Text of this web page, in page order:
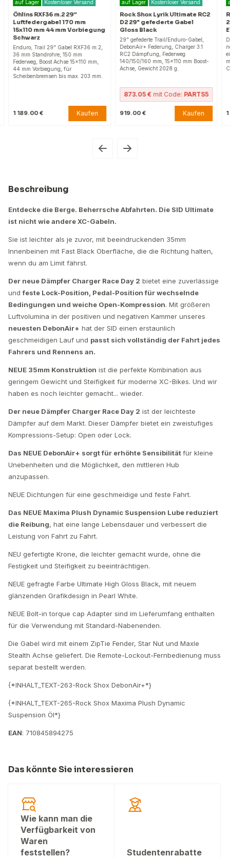
auf Lager Kostenloser Versand
Öhlins RXF36 m.2 29”
Luftfedergabel 170 mm
15x110 mm 44 mm Vorbiegung
Schwarz
Enduro, Trail 29" Gabel RXF36 m.2,
36 mm Standrohre, 150 mm
Federweg, Boost Achse 15x110 mm,
44 mm Vorbiegung, für
Scheibenbremsen bis max. 203 mm.
1 189.00 € Kaufen
auf Lager Kostenloser Versand
Rock Shox Lyrik Ultimate RC2
D2 29" gefederte Gabel
Gloss Black
29" gefederte Trail/Enduro-Gabel,
DebonAir+ Federung, Charger 3.1
RC2 Dämpfung, Federweg
140/150/160 mm, 15x110 mm Boost-
Achse, Gewicht 2028 g.
873.05 € mit Code: PARTS5
919.00 € Kaufen
Beschreibung
Entdecke die Berge. Beherrsche Abfahrten. Die SID Ultimate
ist nicht wie andere XC-Gabeln.
Sie ist leichter als je zuvor, mit beeindruckenden 35mm
Innenbeinen mit Fast Black Oberfläche, die die Richtung halten,
wenn du am Limit fährst.
Der neue Dämpfer Charger Race Day 2 bietet eine zuverlässige
undfeste Lock-Position, Pedal-Position für wechselnde
Bedingungen und weiche Open-Kompression. Mit größeren
Luftvolumina in der positiven und negativen Kammer unseres
neuesten DebonAir+ hat der SID einen erstaunlich
geschmeidigen Lauf und passt sich vollständig der Fahrt jedes
Fahrers und Rennens an.
NEUE 35mm Konstruktion ist die perfekte Kombination aus
geringem Gewicht und Steifigkeit für moderne XC-Bikes. Und wir
haben es noch leichter gemacht... wieder.
Der neue Dämpfer Charger Race Day 2 ist der leichteste
Dämpfer auf dem Markt. Dieser Dämpfer bietet ein zweistufiges
Kompressions-Setup: Open oder Lock.
Das NEUE DebonAir+ sorgt für erhöhte Sensibilitätfür kleine
Unebenheiten und die Möglichkeit, den mittleren Hub
anzupassen.
NEUE Dichtungen für eine geschmeidige und feste Fahrt.
Das NEUE Maxima Plush Dynamic Suspension Lube reduziert
die Reibung, hat eine lange Lebensdauer und verbessert die
Leistung von Fahrt zu Fahrt.
NEU gefertigte Krone, die leichter gemacht wurde, ohne die
Festigkeit und Steifigkeit zu beeinträchtigen.
NEUE gefragte Farbe Ultimate High Gloss Black, mit neuem
glänzenden Grafikdesign in Pearl White.
NEUE Bolt-in torque cap Adapter sind im Lieferumfang enthalten
für die Verwendung mit Standard-Nabenenden.
Die Gabel wird mit einem ZipTie Fender, Star Nut und Maxle
Stealth Achse geliefert. Die Remote-Lockout-Fernbedienung muss
separat bestellt werden.
{*INHALT_TEXT-263-Rock Shox DebonAir+*}
{*INHALT_TEXT-265-Rock Shox Maxima Plush Dynamic
Suspension Öl*}
EAN: 710845894275
Das könnte Sie interessieren
Wie kann man die
Verfügbarkeit von
Waren
feststellen?
Studentenrabatte